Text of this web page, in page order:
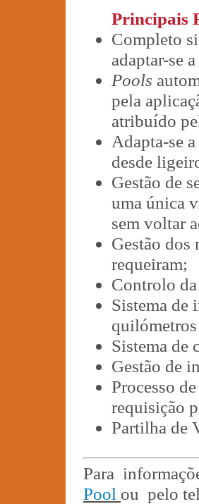
Principais
Completo
adaptar-se
Pools
pela
atribuído
Adapta-se
desde
Gestão de
uma única
sem voltar
Gestão dos
requeiram;
Controlo
Sistema de
Sistema de
Gestão de
Processo
requisição
Partilha de
Para
Pool ou pelo